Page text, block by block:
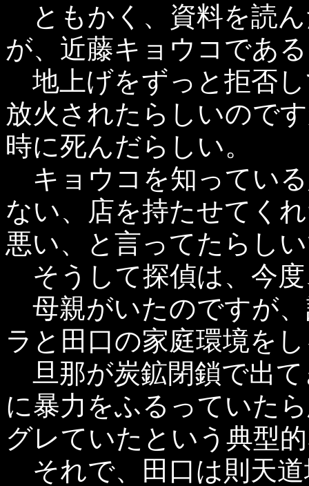
ともかく、資料を読
が、近藤キョウコであ
地上げをずっと拒否
放火されたらしいので
時に死んだらしい。
キョウコを知ってい
ない、店を持たせてく
悪い、と言ってたらし
そうして探偵は、今
母親がいたのですが
ラと田口の家庭環境を
旦那が炭鉱閉鎖で出
に暴力をふるっていた
グレていたという典型
それで、田口は則天